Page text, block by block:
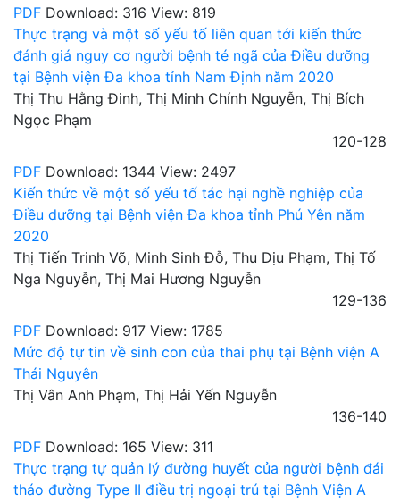
PDF Download: 316 View: 819
Thực trạng và một số yếu tố liên quan tới kiến thức
đánh giá nguy cơ người bệnh té ngã của Điều dưỡng
tại Bệnh viện Đa khoa tỉnh Nam Định năm 2020
Thị Thu Hằng Đinh, Thị Minh Chính Nguyễn, Thị Bích
Ngọc Phạm
120-128
PDF Download: 1344 View: 2497
Kiến thức về một số yếu tố tác hại nghề nghiệp của
Điều dưỡng tại Bệnh viện Đa khoa tỉnh Phú Yên năm
2020
Thị Tiến Trinh Võ, Minh Sinh Đỗ, Thu Dịu Phạm, Thị Tố
Nga Nguyễn, Thị Mai Hương Nguyễn
129-136
PDF Download: 917 View: 1785
Mức độ tự tin về sinh con của thai phụ tại Bệnh viện A
Thái Nguyên
Thị Vân Anh Phạm, Thị Hải Yến Nguyễn
136-140
PDF Download: 165 View: 311
Thực trạng tự quản lý đường huyết của người bệnh đái
tháo đường Type II điều trị ngoại trú tại Bệnh Viện A